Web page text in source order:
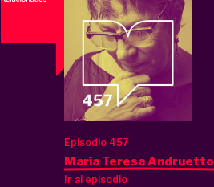
Episodio 457
María Teresa Andruetto
Ir al episodio